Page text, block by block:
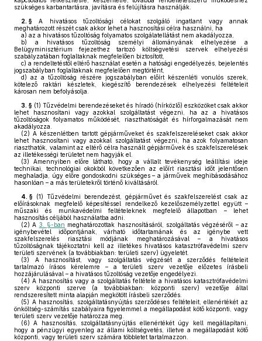
szükséges karbantartásra, javításra és felújításra használják.
2. § A hivatásos tűzoltósági célokat szolgáló ingatlant vagy annak
meghatározott részét csak akkor lehet a hasznosítási célra használni, ha
a) az a hivatásos tűzoltóság folyamatos szolgálatellátást nem akadályozza,
b) a hivatásos tűzoltóság személyi állományának elhelyezése a
Belügyminisztérium fejezethez tartozó költségvetési szervek elhelyezési
szabályzatában foglaltaknak megfelelően biztosított,
c) a rendeltetéstől eltérő használat esetén a hatósági engedélyezés, bejelentés
jogszabályban foglaltaknak megfelelően megtörtént,
d) az a tűzoltóság részére jogszabályban előírt készenléti vonulós szerek,
kötelező raktári készletek, kiegészítő berendezések elhelyezési feltételeit
károsan nem befolyásolja.
3. § (1) Tűzvédelmi berendezéseket és híradó (hírközlő) eszközöket csak akkor
lehet hasznosítani vagy azokkal szolgáltatást végezni, ha az a hivatásos
tűzoltóságok folyamatos működését, riaszthatóságát és hírforgalmazását nem
akadályozza.
(2) A készenlétben tartott gépjárműveket és szakfelszereléseket csak akkor
lehet hasznosítani vagy azokkal szolgáltatást végezni, ha azok folyamatosan
riaszthatók, valamint az eltérő célra használt gépjárművek és szakfelszerelések
az illetékességi területet nem hagyják el.
(3) Amennyiben előre látható, hogy a vállalt tevékenység leállítási ideje
technikai, technológiai okokból következően az előírt riasztási időt jelentősen
meghaladja, úgy előre gondoskodni szükséges – a járművek meghibásodásához
hasonlóan – a más területekről történő kiváltásáról.
4. § (1) Tűzvédelmi berendezést, gépjárművet és szakfelszerelést csak az
előírásoknak megfelelő képesítéssel rendelkező kezelőszemélyzettel együtt –
műszaki és munkavédelmi feltételeknek megfelelő állapotban – lehet
hasznosítás céljából használatba adni.
(2) A 3. §-ban meghatározottak hasznosításáról, szolgáltatás végzéséről – az
igénybevétel időpontjának, várható időtartamának és az igénybe vett
szakfelszerelés riasztási módjának meghatározásával – a hivatásos
tűzoltóságnak tájékoztatni kell az illetékes hivatásos katasztrófavédelmi szerv
területi szervének (a továbbiakban: területi szerv) ügyeletét.
(3) A hasznosítást, vagy szolgáltatás végzését a szerződés feltételeit
tartalmazó írásos kérelemre – a területi szerv vezetője előzetes írásbeli
hozzájárulásával – a hivatásos tűzoltóság vezetője engedélyezi.
(4) A hasznosítás vagy a szolgáltatás feltétele a hivatásos katasztrófavédelmi
szerv központi szerve (a továbbiakban: központi szerv) vezetője által
rendszeresített minta alapján megkötött írásbeli szerződés.
(5) A hasznosítás, szolgáltatásnyújtás szerződéses feltételeit, ellenértékét az
önköltség-számítás szabályaira figyelemmel a megállapodást kötő központi, vagy
területi szerv vezetője határozza meg.
(6) A hasznosítás, szolgáltatásnyújtás ellenértékét úgy kell megállapítani,
hogy a pénzügyi egyenleg az állami költségvetés, illetve a megállapodást kötő
központi, vagy területi szerv számára többletet tartalmazzon.